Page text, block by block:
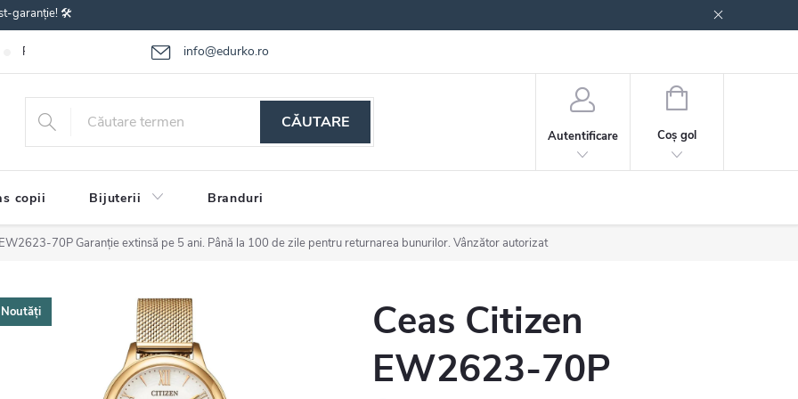
garanție! 🛠️
info@edurko.ro
Reclamațiile bunurilor Întrebări frecvente
CĂUTARE
Autentificare
COŞ
CUMPĂRĂTURI
Coş gol
copii Bijuterii Branduri
70PGaranție extinsă pe 5 ani. Până la 100 de zile pentru returnarea bunurilor. Vânzător autorizat
Noutăți
Ceas Citizen
EW2623-70P